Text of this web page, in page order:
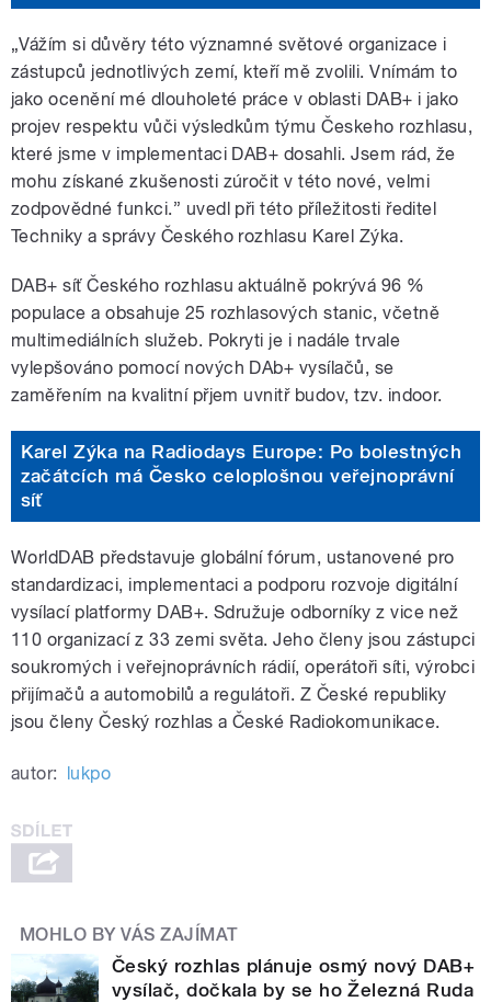
„Vážím si důvěry této významné světové organizace i
zástupců jednotlivých zemí, kteří mě zvolili. Vnímám to
jako ocenění mé dlouholeté práce v oblasti DAB+ i jako
projev respektu vůči výsledkům týmu Českeho rozhlasu,
které jsme v implementaci DAB+ dosahli. Jsem rád, že
mohu získané zkušenosti zúročit v této nové, velmi
zodpovědné funkci.” uvedl při této příležitosti ředitel
Techniky a správy Českého rozhlasu Karel Zýka.
DAB+ síť Českého rozhlasu aktuálně pokrývá 96 %
populace a obsahuje 25 rozhlasových stanic, včetně
multimediálních služeb. Pokryti je i nadále trvale
vylepšováno pomocí nových DAb+ vysílačů, se
zaměřením na kvalitní přjem uvnitř budov, tzv. indoor.
Karel Zýka na Radiodays Europe: Po bolestných
začátcích má Česko celoplošnou veřejnoprávní
síť
WorldDAB představuje globální fórum, ustanovené pro
standardizaci, implementaci a podporu rozvoje digitální
vysílací platformy DAB+. Sdružuje odborníky z vice než
110 organizací z 33 zemi světa. Jeho členy jsou zástupci
soukromých i veřejnoprávních rádií, operátoři síti, výrobci
přijímačů a automobilů a regulátoři. Z České republiky
jsou členy Český rozhlas a České Radiokomunikace.
autor: lukpo
MOHLO BY VÁS ZAJÍMAT
Český rozhlas plánuje osmý nový DAB+
vysílač, dočkala by se ho Železná Ruda